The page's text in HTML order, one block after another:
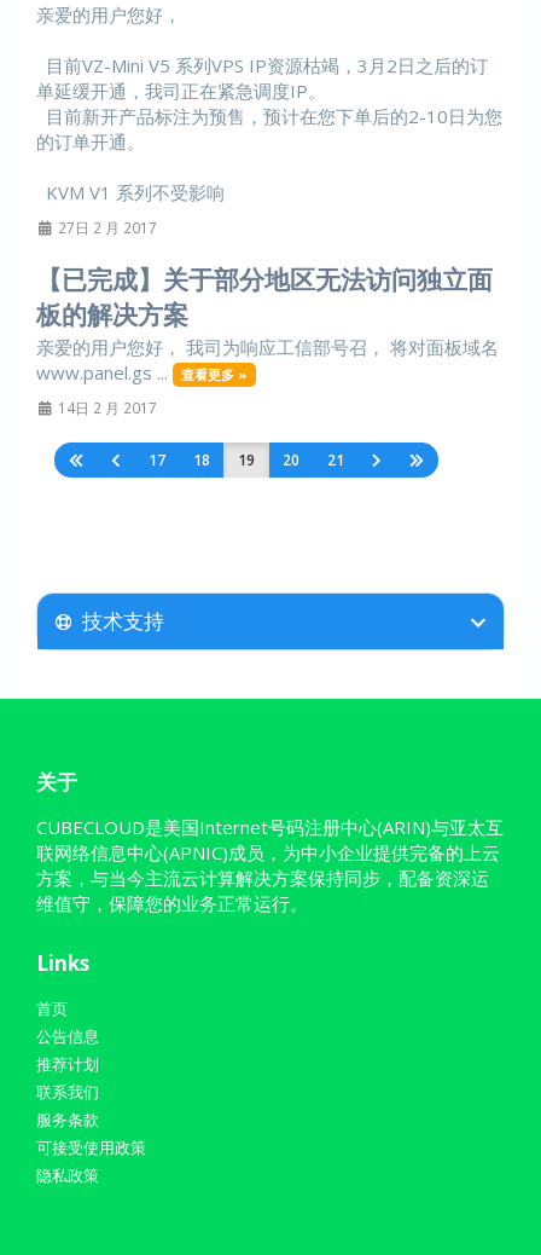
亲爱的用户您好，
目前VZ-Mini V5 系列VPS IP资源枯竭，3月2日之后的订
单延缓开通，我司正在紧急调度IP。
目前新开产品标注为预售，预计在您下单后的2-10日为您
的订单开通。
KVM V1 系列不受影响
27日 2 月 2017
【已完成】关于部分地区无法访问独立面
板的解决方案
亲爱的用户您好， 我司为响应工信部号召， 将对面板域名
www.panel.gs ...
查看更多 »
14日 2 月 2017
17 18 19 20 21
技术支持
关于
CUBECLOUD是美国Internet号码注册中心(ARIN)与亚太互
联网络信息中心(APNIC)成员，为中小企业提供完备的上云
方案，与当今主流云计算解决方案保持同步，配备资深运
维值守，保障您的业务正常运行。
Links
首页
公告信息
推荐计划
联系我们
服务条款
可接受使用政策
隐私政策